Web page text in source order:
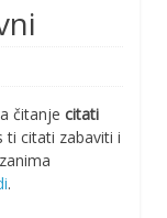
čitanje citati
ti citati zabaviti i
.